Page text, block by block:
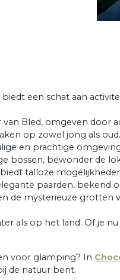
een schat aan
Bled, omgeven door
op zowel jong als
en prachtige
bossen, bewonder de
talloze
paarden, bekend
de mysterieuze grotten
als op het land. Of je
voor glamping? In
de natuur bent.